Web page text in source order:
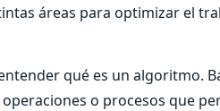
áreas para optimizar el
qué es un algoritmo.
o procesos que